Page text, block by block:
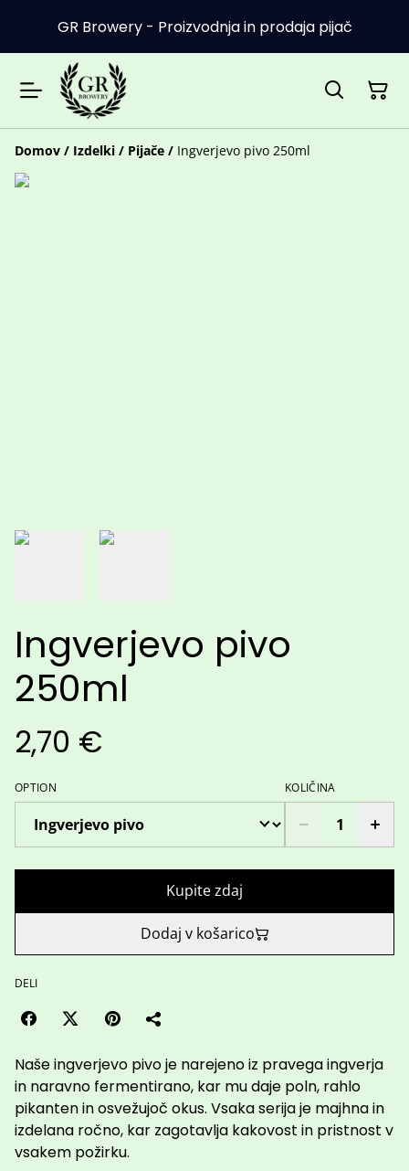
GR Browery - Proizvodnja in prodaja pijač
Domov / Izdelki / Pijače / Ingverjevo pivo 250ml
Ingverjevo pivo
250ml
2,70 €
OPTION KOLIČINA
Kupite zdaj
Dodaj v košarico
DELI
Naše ingverjevo pivo je narejeno iz pravega ingverja
in naravno fermentirano, kar mu daje poln, rahlo
pikanten in osvežujoč okus. Vsaka serija je majhna in
izdelana ročno, kar zagotavlja kakovost in pristnost v
vsakem požirku.